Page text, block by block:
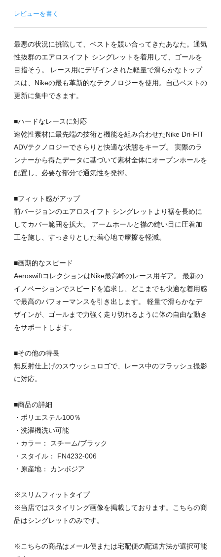
レビューを書く
最悪の状況に挑戦して、ベストを競い合ってきたあなた。通気
性抜群のエアロスイフト シングレットを着用して、ゴールを
目指そう。 レース用にデザインされた軽量で滑らかなトップ
スは、Nikeの最も革新的なテクノロジーを使用。自己ベストの
更新に集中できます。
■ハードなレースに対応
速乾性素材に最先端の技術と機能を組み合わせたNike Dri-FIT
ADVテクノロジーでさらりと快適な状態をキープ。 実際のラ
ンナーから得たデータに基づいて素材全体にオープンホールを
配置し、必要な部分で通気性を発揮。
■フィット感がアップ
前バージョンのエアロスイフト シングレットより裾を長めに
してカバー範囲を拡大。 アームホールと襟の縫い目に圧着加
工を施し、すっきりとした着心地で摩擦を軽減。
■画期的なスピード
AeroswiftコレクションはNike最高峰のレース用ギア。 最新の
イノベーションでスピードを追求し、どこまでも快適な着用感
で最高のパフォーマンスを引き出します。 軽量で滑らかなデ
ザインが、ゴールまで力強く走り切れるように体の自由な動き
をサポートします。
■その他の特長
無反射仕上げのスウッシュロゴで、レース中のフラッシュ撮影
に対応。
■商品の詳細
・ポリエステル100％
・洗濯機洗い可能
・カラー： スチーム/ブラック
・スタイル： FN4232-006
・原産地： カンボジア
※スリムフィットタイプ
※当店ではスタイリング画像を掲載しております。こちらの商
品はシングレットのみです。
※こちらの商品はメール便または宅配便の配送方法が選択可能